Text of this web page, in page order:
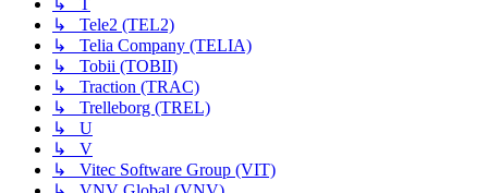
↳ Tele2 (TEL2)
↳ Telia Company (TELIA)
↳ Tobii (TOBII)
↳ Traction (TRAC)
↳ Trelleborg (TREL)
↳ U
↳ V
↳ Vitec Software Group (VIT)